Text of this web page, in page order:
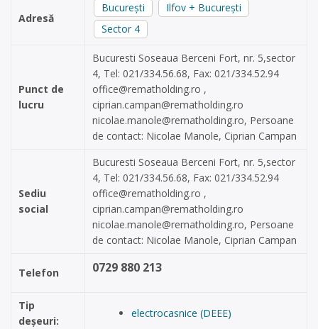
Adresă
București
Ilfov + București
Sector 4
Punct de
lucru
Bucuresti Soseaua Berceni Fort, nr. 5,sector
4, Tel: 021/334.56.68, Fax: 021/334.52.94
office@rematholding.ro ,
ciprian.campan@rematholding.ro
nicolae.manole@rematholding.ro, Persoane
de contact: Nicolae Manole, Ciprian Campan
Sediu
social
Bucuresti Soseaua Berceni Fort, nr. 5,sector
4, Tel: 021/334.56.68, Fax: 021/334.52.94
office@rematholding.ro ,
ciprian.campan@rematholding.ro
nicolae.manole@rematholding.ro, Persoane
de contact: Nicolae Manole, Ciprian Campan
Telefon 0729 880 213
Tip
deșeuri:
electrocasnice (DEEE)